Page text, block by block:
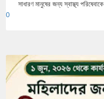
সাধারণ মানুষের জন্য স্বাস্থ্য
0